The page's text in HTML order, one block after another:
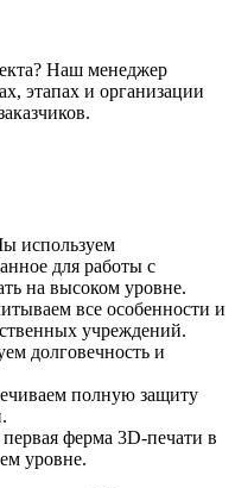
Наш менеджер
этапах и организации
используем
для работы с
на высоком уровне.
все особенности и
учреждений.
долговечность и
полную защиту
ферма 3D-печати в
уровне.